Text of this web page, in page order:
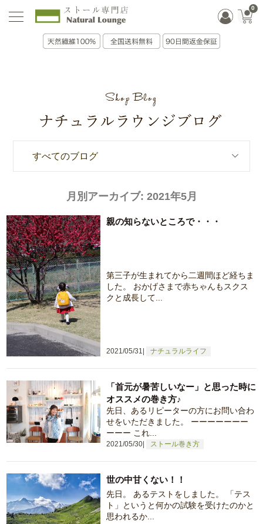
0
すべてのブログ
月別アーカイブ: 2021年5月
2021/05/31 ナチュラルライフ
親の知らないところで・・・
第三子が生まれてから二週間ほど経ちま
した。 おかげさまで赤ちゃんもスクス
クと成長して...
2021/05/30 ストール巻き方
「首元が暑苦しいなー」と思った時に
オススメの巻き方♪
先日、あるリピーターの方にお問い合わ
せをいただきました。 ーーーーーーー
ーーー これ...
世の中甘くない！！
先日。 あるテストをしました。 「テス
ト」というと何かの試験を受けたのかと
思われるか...